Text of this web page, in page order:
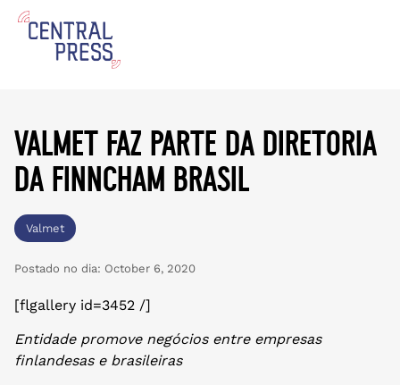
valmet faz parte da diretoria
da finncham brasil
Valmet
Postado no dia: October 6, 2020
[flgallery id=3452 /]
Entidade promove negócios entre empresas
finlandesas e brasileiras